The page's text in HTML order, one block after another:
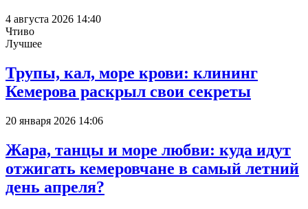
4 августа 2026 14:40
Чтиво
Лучшее
Трупы, кал, море крови: клининг
Кемерова раскрыл свои секреты
20 января 2026 14:06
Жара, танцы и море любви: куда идут
отжигать кемеровчане в самый летний
день апреля?